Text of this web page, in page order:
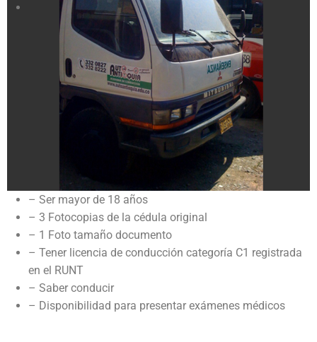
– Ser mayor de 18 años
– 3 Fotocopias de la cédula original
– 1 Foto tamaño documento
– Tener licencia de conducción categoría C1 registrada
en el RUNT
– Saber conducir
– Disponibilidad para presentar exámenes médicos